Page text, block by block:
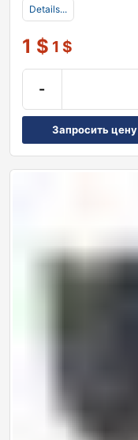
Details...
1 $ 1 $
-
Запросить цену